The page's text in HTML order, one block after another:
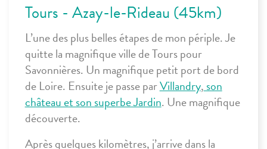
Tours - Azay-le-Rideau (45km)
L’une des plus belles étapes de mon périple. Je
quitte la magnifique ville de Tours pour
Savonnières. Un magnifique petit port de bord
de Loire. Ensuite je passe parVillandry, son
château et son superbe Jardin. Une magnifique
découverte.
Après quelques kilomètres, j’arrive dans la